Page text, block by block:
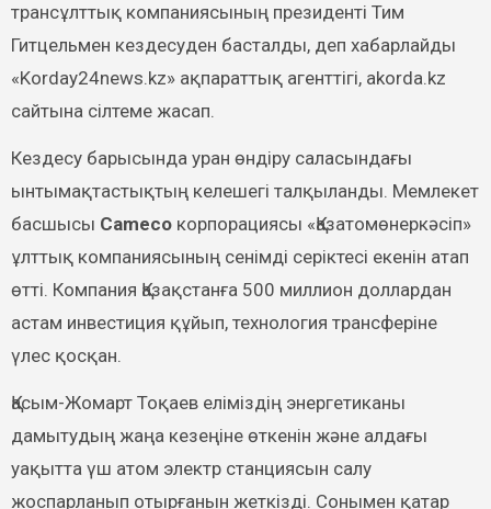
трансұлттық компаниясының президенті Тим
Гитцельмен кездесуден басталды, деп хабарлайды
«Korday24news.kz» ақпараттық агенттігі, akorda.kz
сайтына сілтеме жасап.
Кездесу барысында уран өндіру саласындағы
ынтымақтастықтың келешегі талқыланды. Мемлекет
басшысы Camecoкорпорациясы «Қазатомөнеркәсіп»
ұлттық компаниясының сенімді серіктесі екенін атап
өтті. Компания Қазақстанға 500 миллион доллардан
астам инвестиция құйып, технология трансферіне
үлес қосқан.
Қасым-Жомарт Тоқаев еліміздің энергетиканы
дамытудың жаңа кезеңіне өткенін және алдағы
уақытта үш атом электр станциясын салу
жоспарланып отырғанын жеткізді. Сонымен қатар